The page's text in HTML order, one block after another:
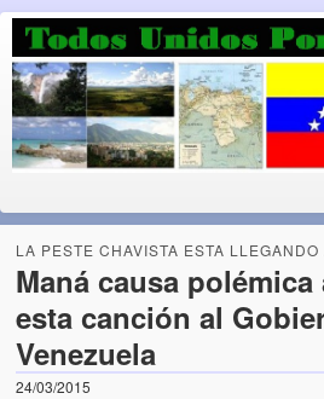
Luchando por la
Fuera el chavismo, la peor peste
Home
¡Bienvenido!
LA PESTE CHAVISTA ESTA LLEGANDO
Maná causa
esta canción al
Venezuela
24/03/2015